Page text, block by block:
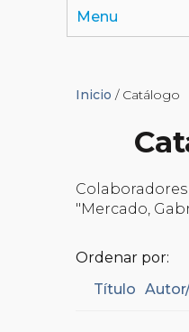
Menu
Inicio / Catálogo
Colaboradores
"Mercado,
Ordenar por:
Título